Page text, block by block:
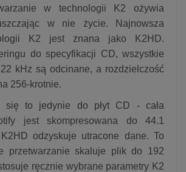
w technologii K2 ożywia
w nie życie. Najnowsza
K2 jest znana jako K2HD.
do specyfikacji CD, wszystkie
kHz są odcinane, a rozdzielczość
256-krotnie.
się to jedynie do płyt CD - cała
jest skompresowana do 44.1
odzyskuje utracone dane. To
przetwarzanie skaluje plik do 192
ręcznie wybrane parametry K2